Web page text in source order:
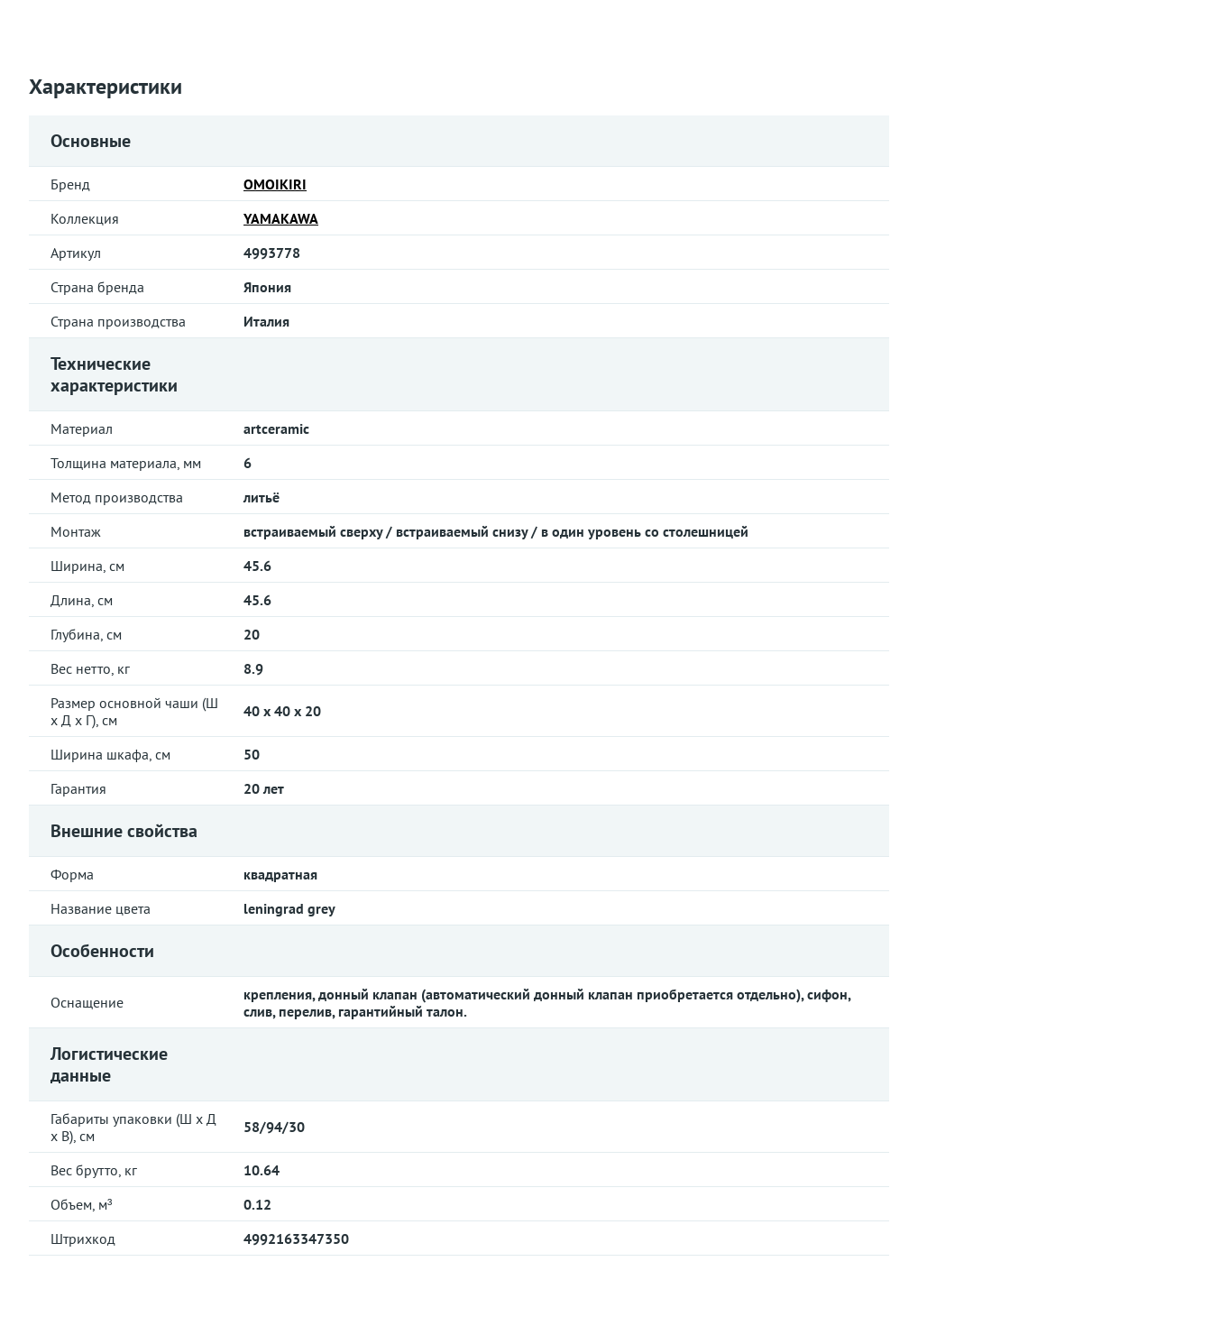
Характеристики
Основные
Бренд
OMOIKIRI
Коллекция
YAMAKAWA
Артикул
4993778
Страна бренда
Япония
Страна производства
Италия
Технические
характеристики
Материал
artceramic
Толщина материала, мм
6
Метод производства
литьё
Монтаж
встраиваемый сверху / встраиваемый снизу / в один уровень со столешницей
Ширина, см
45.6
Длина, см
45.6
Глубина, см
20
Вес нетто, кг
8.9
Размер основной чаши (Ш
х Д х Г), см
40 x 40 x 20
Ширина шкафа, см
50
Гарантия
20 лет
Внешние свойства
Форма
квадратная
Название цвета
leningrad grey
Особенности
Оснащение
крепления, донный клапан (автоматический донный клапан приобретается отдельно), сифон,
слив, перелив, гарантийный талон.
Логистические
данные
Габариты упаковки (Ш х Д
х В), см
58/94/30
Вес брутто, кг
10.64
Объем, м³
0.12
Штрихкод
4992163347350